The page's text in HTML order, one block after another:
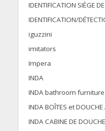
IDENTIFICATION SIÈGE
IDENTIFICATION/
iguzzini
imitators
Impera
INDA
INDA bathroom furniture
INDA BOÎTES et DOUCHE
INDA CABINE DE DOUCHE